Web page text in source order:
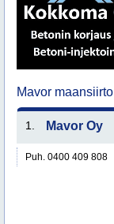
Mavor maansiirto
1. Mavor Oy
Puh. 0400 409 808